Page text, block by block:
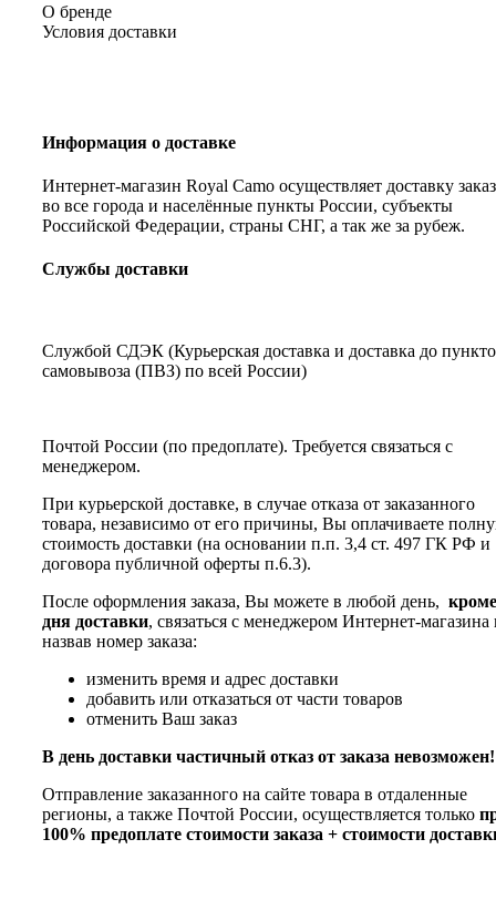
О бренде
Условия доставки
Информация о доставке
Интернет-магазин Royal Camo осуществляет доставку
во все города и населённые пункты России, субъекты
Российской Федерации, страны СНГ, а так же за рубеж.
Службы доставки
Службой СДЭК (Курьерская доставка и доставка до
самовывоза (ПВЗ) по всей России)
Почтой России (по предоплате). Требуется связаться с
менеджером.
При курьерской доставке, в случае отказа от заказанного
товара, независимо от его причины, Вы оплачиваете
стоимость доставки (на основании п.п. 3,4 ст. 497 ГК РФ и
договора публичной оферты п.6.3).
После оформления заказа, Вы можете в любой день, кроме
дня доставки, связаться с менеджером Интернет-магазина
назвав номер заказа:
изменить время и адрес доставки
добавить или отказаться от части товаров
отменить Ваш заказ
В день доставки частичный отказ от заказа невозможен!
Отправление заказанного на сайте товара в отдаленные
регионы, а также Почтой России, осуществляется только
100% предоплате стоимости заказа + стоимости